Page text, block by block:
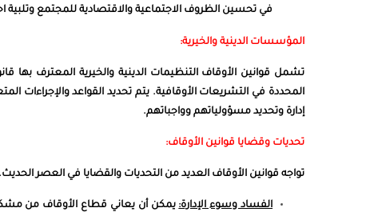
في تحسين الظروف الاجتماعية والاقتصادية للمجتمع وتلبية
المؤسسات الدينية والخيرية:
تشمل قوانين الأوقاف التنظيمات الدينية والخيرية المعترف بها
المحددة في التشريعات الأوقافية. يتم تحديد القواعد
إدارة وتحديد مسؤولياتهم وواجباتهم.
تحديات وقضايا قوانين الأوقاف:
تواجه قوانين الأوقاف العديد من التحديات والقضايا في العصر
الفساد وسوء الإدارة:يمكن أن يعاني قطاع الأوقاف من